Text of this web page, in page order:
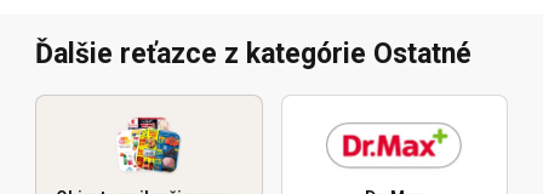
Ďalšie reťazce z kategórie Ostatné